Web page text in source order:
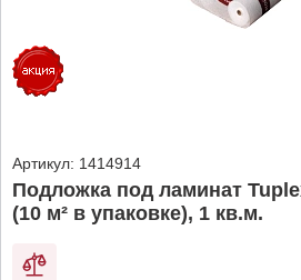
Артикул: 1414914
Подложка под ламинат
(10 м² в упаковке), 1 кв.м.